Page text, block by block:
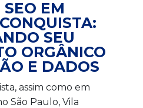
EM
SEU
ORGÂNICO
E DADOS
assim como em
São Paulo, Vila